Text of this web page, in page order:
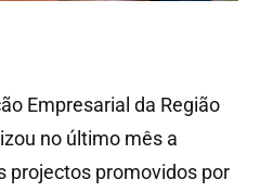
Empresarial da Região
no último mês a
projectos promovidos por